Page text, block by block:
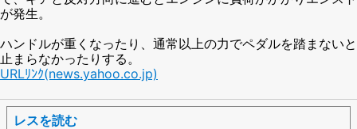
が発生。
ハンドルが重くなったり、通常以上の力でペダルを踏まないと
止まらなかったりする。
URLﾘﾝｸ(news.yahoo.co.jp)
レスを読む